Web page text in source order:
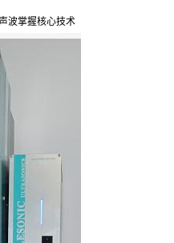
波掌握核心技术